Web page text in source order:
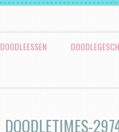
DOODLEESSEN
DOODLETIMES-